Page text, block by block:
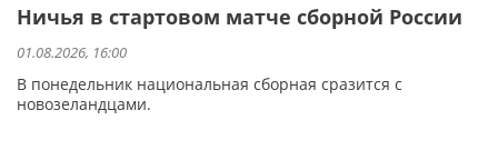
Ничья в стартовом матче сборной России
01.08.2026, 16:00
В понедельник национальная сборная сразится с
новозеландцами.